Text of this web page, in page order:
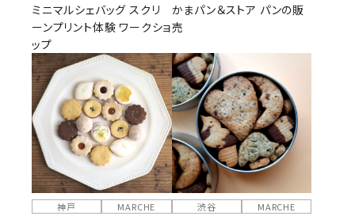
ミニマルシェバッグ スクリ
ーンプリント体験 ワークショ
ップ
かまパン＆ストア パンの販
売
神戸 MARCHE 渋谷 MARCHE